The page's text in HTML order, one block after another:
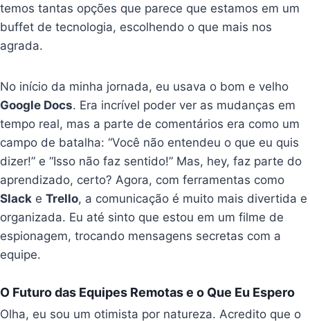
temos tantas opções que parece que estamos em um
buffet de tecnologia, escolhendo o que mais nos
agrada.
No início da minha jornada, eu usava o bom e velho
Google Docs. Era incrível poder ver as mudanças em
tempo real, mas a parte de comentários era como um
campo de batalha: “Você não entendeu o que eu quis
dizer!” e “Isso não faz sentido!” Mas, hey, faz parte do
aprendizado, certo? Agora, com ferramentas como
Slack eTrello, a comunicação é muito mais divertida e
organizada. Eu até sinto que estou em um filme de
espionagem, trocando mensagens secretas com a
equipe.
O Futuro das Equipes Remotas e o Que Eu Espero
Olha, eu sou um otimista por natureza. Acredito que o